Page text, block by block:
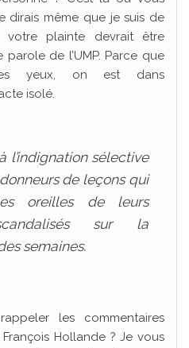
dirais même que je suis de
plainte devrait être
de l’UMP. Parce que
yeux, on est dans
isolé.
l’indignation sélective
de leçons qui
oreilles de leurs
sur la
semaines.
les commentaires
Hollande ? Je vous